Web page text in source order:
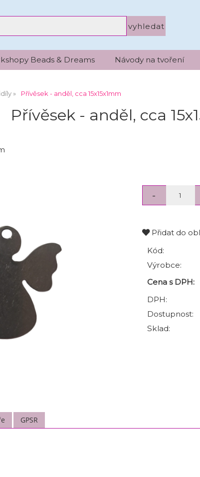
Beads & Dreams Návody na tvoření
Přívěsek - anděl, cca 15x15x1mm
Přívěsek - anděl, cca
Přidat do
Kód:
Výrobce:
Cena s DPH:
DPH:
Dostupnost:
Sklad:
GPSR